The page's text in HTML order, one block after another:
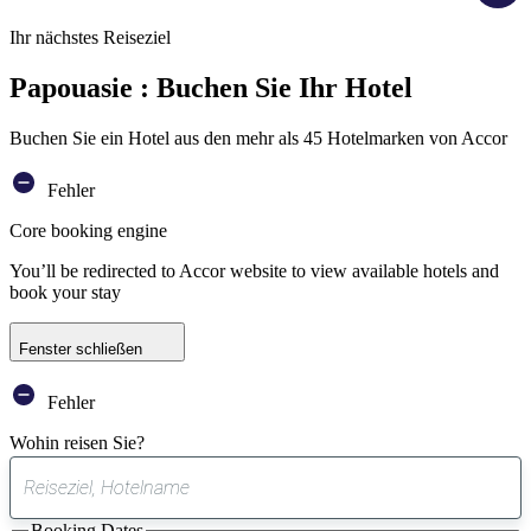
Ihr nächstes Reiseziel
Papouasie : Buchen Sie Ihr Hotel
Buchen Sie ein Hotel aus den mehr als 45 Hotelmarken von Accor
Fehler
Core booking engine
You’ll be redirected to Accor website to view available hotels and
book your stay
Fenster schließen
Fehler
Wohin reisen Sie?
gefundener